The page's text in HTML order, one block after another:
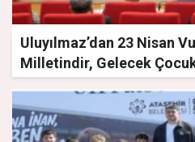
Uluyılmaz’dan 23 Nisan
Milletindir, Gelecek